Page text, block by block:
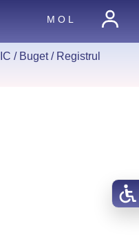
M O L
/ Buget/ Registrul